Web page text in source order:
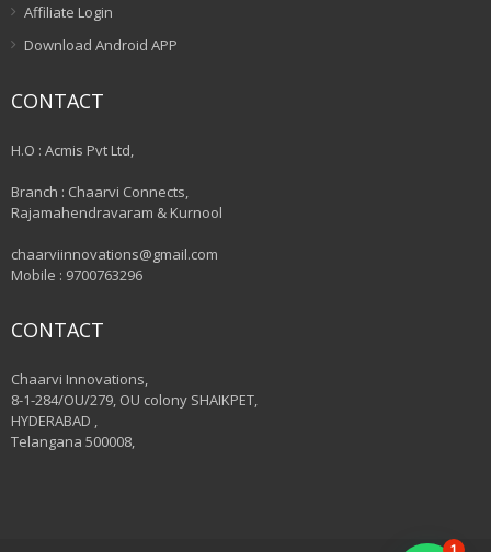
Affiliate Login
Download Android APP
CONTACT
H.O : Acmis Pvt Ltd,
Branch : Chaarvi Connects,
Rajamahendravaram & Kurnool
chaarviinnovations@gmail.com
Mobile : 9700763296
CONTACT
Chaarvi Innovations,
8-1-284/OU/279, OU colony SHAIKPET,
HYDERABAD ,
Telangana 500008,